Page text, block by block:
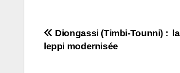
Navigation
de
Diongassi (Timbi-Tounni) :
leppi modernisée